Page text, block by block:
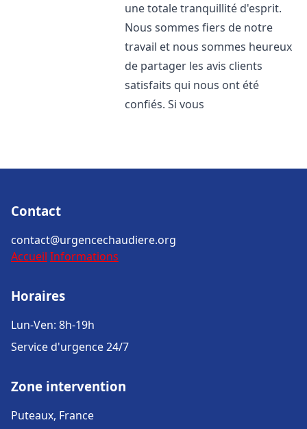
une totale tranquillité d'esprit.
Nous sommes fiers de notre
travail et nous sommes heureux
de partager les avis clients
satisfaits qui nous ont été
confiés. Si vous
Contact
contact@urgencechaudiere.org
Accueil Informations
Horaires
Lun-Ven: 8h-19h
Service d'urgence 24/7
Zone intervention
Puteaux, France